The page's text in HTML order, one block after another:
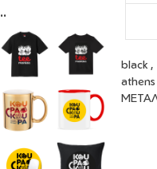
black
athens